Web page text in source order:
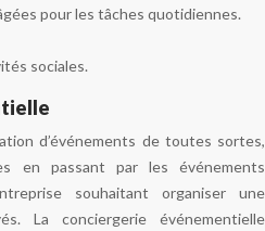
pour les tâches quotidiennes.
sociales.
d’événements de toutes sortes,
en passant par les événements
souhaitant organiser une
La conciergerie événementielle